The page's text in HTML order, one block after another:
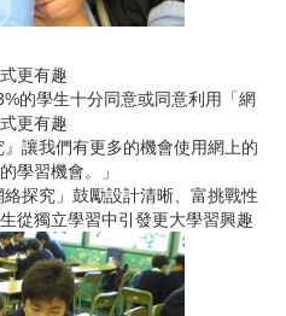
更有趣
的學生十分同意或同意利用「網
更有趣
讓我們有更多的機會使用網上的
學習機會。」
探究」鼓勵設計清晰、富挑戰性
從獨立學習中引發更大學習興趣